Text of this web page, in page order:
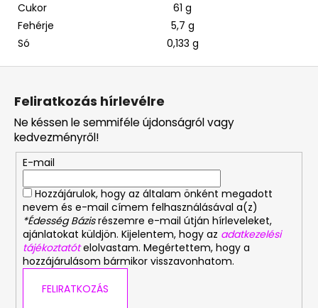
Cukor
61 g
Fehérje
5,7 g
Só
0,133 g
Feliratkozás hírlevélre
Ne késsen le semmiféle újdonságról vagy
kedvezményről!
E-mail
Hozzájárulok, hogy az általam önként megadott
nevem és e-mail címem felhasználásával a(z)
*Édesség Bázisrészemre e-mail útján hírleveleket,
ajánlatokat küldjön. Kijelentem, hogy az adatkezelési
tájékoztatót elolvastam. Megértettem, hogy a
hozzájárulásom bármikor visszavonhatom.
FELIRATKOZÁS